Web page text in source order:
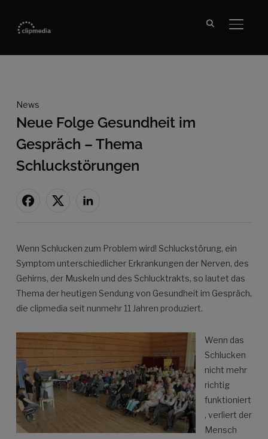
News
Neue Folge Gesundheit im
Gespräch – Thema
Schluckstörungen
Wenn Schlucken zum Problem wird! Schluckstörung, ein
Symptom unterschiedlicher Erkrankungen der Nerven, des
Gehirns, der Muskeln und des Schlucktrakts, so lautet das
Thema der heutigen Sendung von Gesundheit im Gespräch,
die clipmedia seit nunmehr 11 Jahren produziert.
Wenn das
Schlucken
nicht mehr
richtig
funktioniert
, verliert der
Mensch